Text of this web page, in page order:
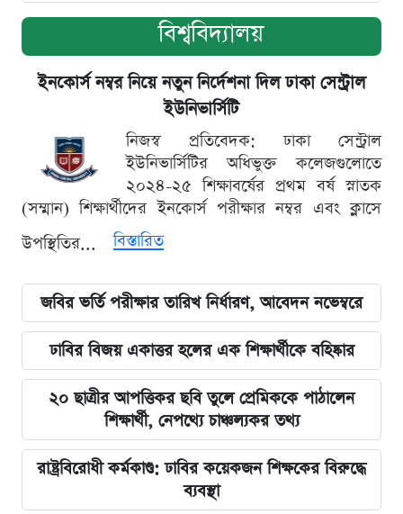
বিশ্ববিদ্যালয়
ইনকোর্স নম্বর নিয়ে নতুন নির্দেশনা দিল ঢাকা সেন্ট্রাল
ইউনিভার্সিটি
নিজস্ব প্রতিবেদক: ঢাকা সেন্ট্রাল
ইউনিভার্সিটির অধিভুক্ত কলেজগুলোতে
২০২৪-২৫ শিক্ষাবর্ষের প্রথম বর্ষ স্নাতক
(সম্মান) শিক্ষার্থীদের ইনকোর্স পরীক্ষার নম্বর এবং ক্লাসে
উপস্থিতির...
বিস্তারিত
জবির ভর্তি পরীক্ষার তারিখ নির্ধারণ, আবেদন নভেম্বরে
ঢাবির বিজয় একাত্তর হলের এক শিক্ষার্থীকে বহিষ্কার
২০ ছাত্রীর আপত্তিকর ছবি তুলে প্রেমিককে পাঠালেন
শিক্ষার্থী, নেপথ্যে চাঞ্চল্যকর তথ্য
রাষ্ট্রবিরোধী কর্মকাণ্ড: ঢাবির কয়েকজন শিক্ষকের বিরুদ্ধে
ব্যবস্থা